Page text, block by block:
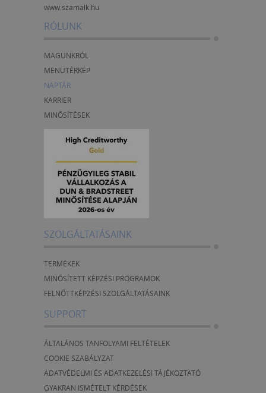
www.szamalk.hu
RÓLUNK
MAGUNKRÓL
MENÜTÉRKÉP
NAPTÁR
KARRIER
MINŐSÍTÉSEK
SZOLGÁLTATÁSAINK
TERMÉKEK
MINŐSÍTETT KÉPZÉSI PROGRAMOK
FELNŐTTKÉPZÉSI SZOLGÁLTATÁSAINK
SUPPORT
ÁLTALÁNOS TANFOLYAMI FELTÉTELEK
COOKIE SZABÁLYZAT
ADATVÉDELMI ÉS ADATKEZELÉSI TÁJÉKOZTATÓ
GYAKRAN ISMÉTELT KÉRDÉSEK